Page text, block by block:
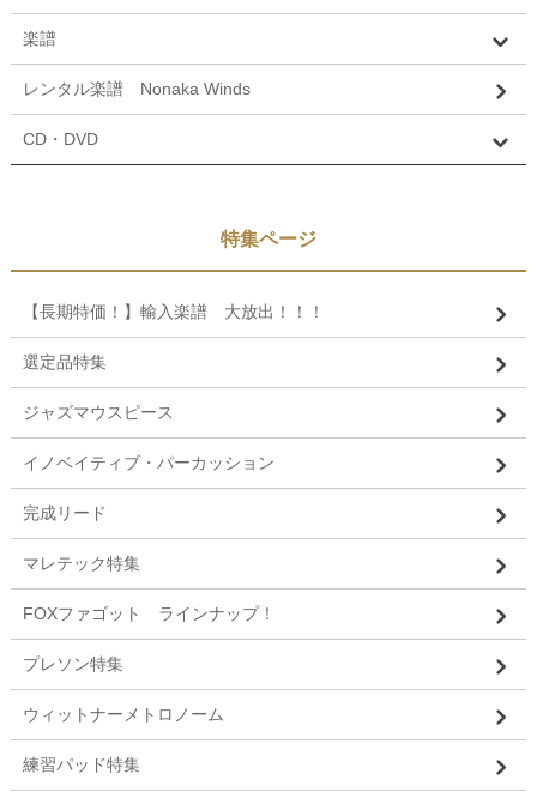
楽譜
レンタル楽譜 Nonaka Winds
CD・DVD
特集ページ
【長期特価！】輸入楽譜 大放出！！！
選定品特集
ジャズマウスピース
イノベイティブ・パーカッション
完成リード
マレテック特集
FOXファゴット ラインナップ！
プレソン特集
ウィットナーメトロノーム
練習パッド特集